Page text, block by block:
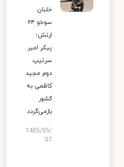
خلبان
سوخو ۲۴
ارتش؛
پیکر امیر
سرتیپ
دوم مجید
کاظمی به
کشور
بازمی‌گردد
1405/05/
07